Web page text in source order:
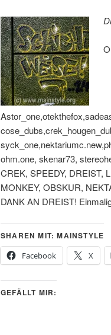
ohm.one, skenar73,
CREK, SPEEDY, DREIST,
MONKEY, OBSKUR,
DANK AN DREIST!
SHAREN MIT: MAINSTYLE
Facebook
X
GEFÄLLT MIR: